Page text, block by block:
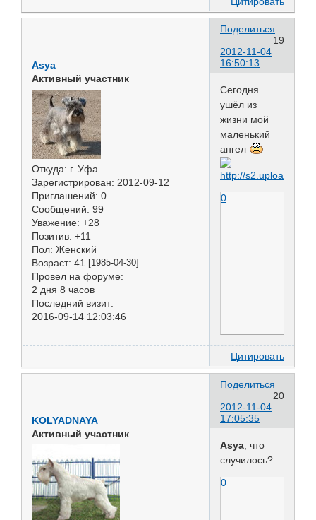
Поделиться
19
2012-11-04
16:50:13
Asya
Активный участник
Откуда: г. Уфа
Зарегистрирован: 2012-09-12
Приглашений: 0
Сообщений: 99
Уважение: +28
Позитив: +11
Пол: Женский
Возраст: 41 [1985-04-30]
Провел на форуме:
2 дня 8 часов
Последний визит:
2016-09-14 12:03:46
Сегодня
ушёл из
жизни мой
маленький
ангел
0
Цитировать
Поделиться
20
2012-11-04
17:05:35
KOLYADNAYA
Активный участник
Asya , что
случилось?
0